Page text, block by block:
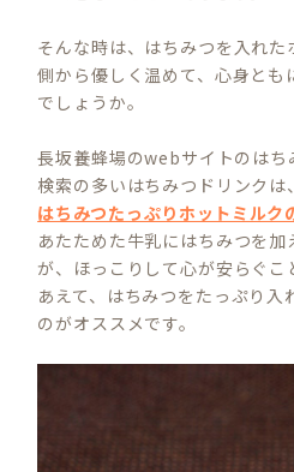
そんな時は、はちみつを入れ
側から優しく温めて、心身とも
でしょうか。
長坂養蜂場のwebサイトのはち
検索の多いはちみつドリンクは
はちみつたっぷりホットミルク
あたためた牛乳にはちみつを
が、ほっこりして心が安らぐこ
あえて、はちみつをたっぷり入
のがオススメです。